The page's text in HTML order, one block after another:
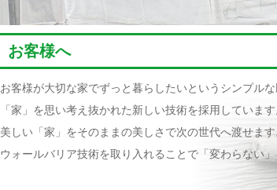
お客様へ
お客様が大切な家でずっと暮らしたいというシンプルな
「家」を思い考え抜かれた新しい技術を採用しています
美しい「家」をそのままの美しさで次の世代へ渡せます
ウォールバリア技術を取り入れることで「変わらない